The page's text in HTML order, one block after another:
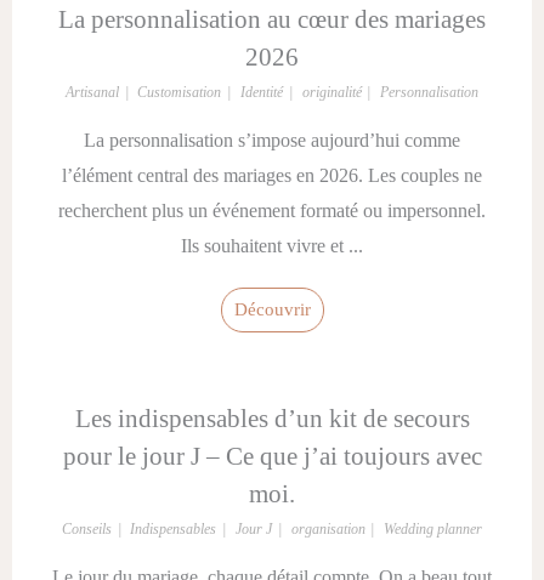
La personnalisation au cœur des mariages
2026
Artisanal Customisation Identité originalité Personnalisation
La personnalisation s’impose aujourd’hui comme
l’élément central des mariages en 2026. Les couples ne
recherchent plus un événement formaté ou impersonnel.
Ils souhaitent vivre et ...
Découvrir
Les indispensables d’un kit de secours
pour le jour J – Ce que j’ai toujours avec
moi.
Conseils Indispensables Jour J organisation Wedding planner